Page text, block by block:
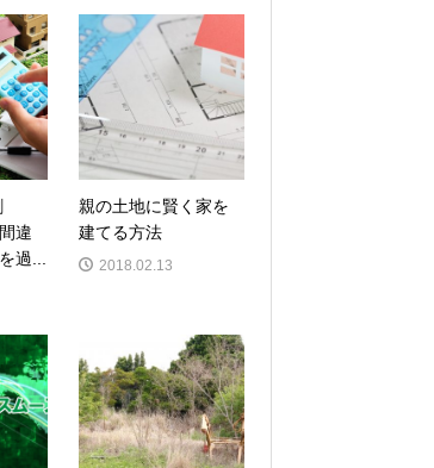
違
過...
親の土地に賢く家を
建てる方法
2018.02.13